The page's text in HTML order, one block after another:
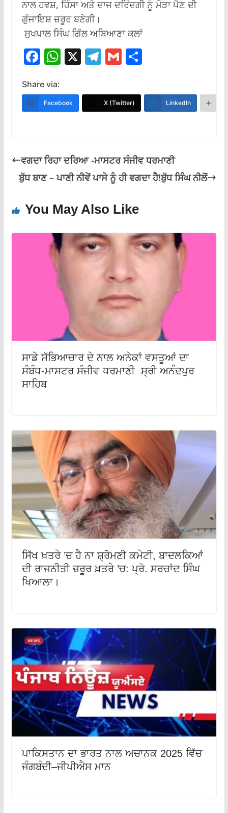
ਨਾਲ ਹਵਸ਼, ਹਿੰਸਾ ਅਤੇ ਦਾਜ ਦਰਿੰਦਗੀ ਨੂੰ ਮੋੜਾ ਪੈਣ ਦੀ
ਗੁੰਜਾਇਸ਼ ਜ਼ਰੂਰ ਬਣੇਗੀ।
ਸੁਖਪਾਲ ਸਿੰਘ ਗਿੱਲ ਅਬਿਆਣਾ ਕਲਾਂ
F
e
b
k
W
at
s
p
X T
e
gr
G
ai
l
S
ar
e
Share via:
Facebook X (Twitter) LinkedIn
ਵਗਦਾ ਰਿਹਾ ਦਰਿਆ -ਮਾਸਟਰ ਸੰਜੀਵ ਧਰਮਾਣੀ
ਬੁੱਧ ਬਾਣ – ਪਾਣੀ ਨੀਵੇਂ ਪਾਸੇ ਨੂੰ ਹੀ ਵਗਦਾ ਹੈ!ਬੁੱਧ ਸਿੰਘ ਨੀਲੋਂ
You May Also Like
ਸਾਡੇ ਸੱਭਿਆਚਾਰ ਦੇ ਨਾਲ ਅਨੇਕਾਂ ਵਸਤੂਆਂ ਦਾ
ਸੰਬੰਧ-ਮਾਸਟਰ ਸੰਜੀਵ ਧਰਮਾਣੀ ਸ੍ਰੀ ਅਨੰਦਪੁਰ
ਸਾਹਿਬ
ਸਿੱਖ ਖ਼ਤਰੇ ’ਚ ਹੈ ਨਾ ਸ਼੍ਰੋਮਣੀ ਕਮੇਟੀ, ਬਾਦਲਕਿਆਂ
ਦੀ ਰਾਜਨੀਤੀ ਜ਼ਰੂਰ ਖ਼ਤਰੇ ’ਚ: ਪ੍ਰੋ. ਸਰਚਾਂਦ ਸਿੰਘ
ਖਿਆਲਾ।
ਪਾਕਿਸਤਾਨ ਦਾ ਭਾਰਤ ਨਾਲ ਅਚਾਨਕ 2025 ਵਿੱਚ
ਜੰਗਬੰਦੀ–ਜੀਪੀਐਸ ਮਾਨ